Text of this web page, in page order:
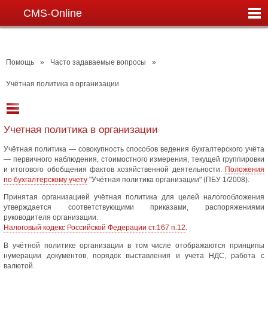
CMS-Online
Помощь » Часто задаваемые вопросы »
Учётная политика в организации
Учетная политика в организации
Учётная политика — совокупность способов ведения бухгалтерского учёта
— первичного наблюдения, стоимостного измерения, текущей группировки
и итогового обобщения фактов хозяйственной деятельности. Положения
по бухгалтерскому учету "Учётная политика организации" (ПБУ 1/2008).
Принятая организацией учётная политика для целей налогообложения
утверждается соответствующими приказами, распоряжениями
руководителя организации.
Налоговый кодекс Российской Федерации ст.167 п.12.
В учётной политике организации в том числе отображаются принципы
нумерации документов, порядок выставления и учета НДС, работа с
валютой.